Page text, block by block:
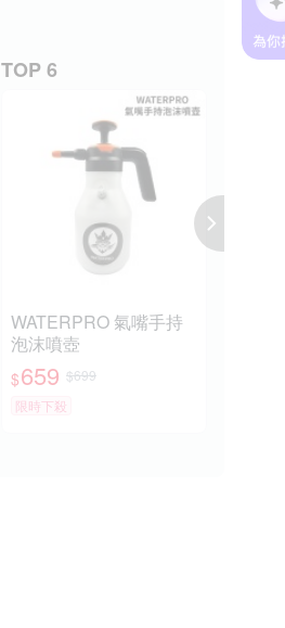
TOP 6
WATERPRO 氣嘴手持
泡沫噴壺
$659 $699
限時下殺